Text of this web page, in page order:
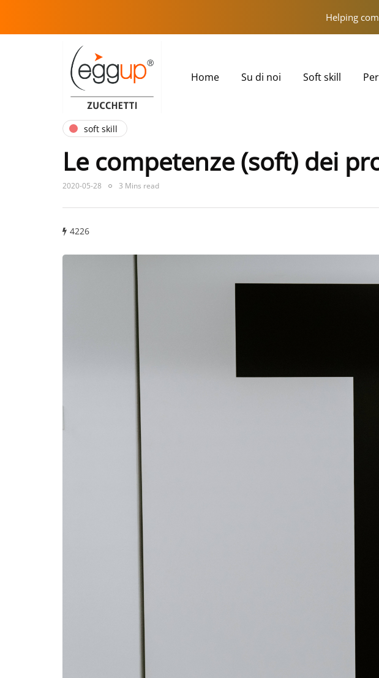
Helping
Home Su di noi Soft skill
soft skill
Le competenze (soft) dei
2020-05-28 3 Mins read
4226